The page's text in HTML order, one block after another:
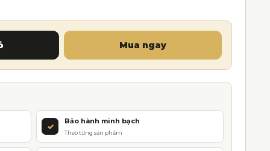
Màu Trắng – Chống Ồn Chủ Động, Bluetooth 5.3,
Mua ngay
✓
Bảo hành minh bạch
Theo từng sản phẩm